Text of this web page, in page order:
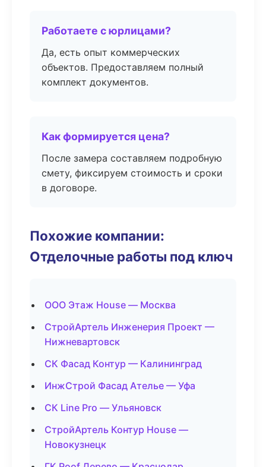
Работаете с юрлицами?
Да, есть опыт коммерческих
объектов. Предоставляем полный
комплект документов.
Как формируется цена?
После замера составляем подробную
смету, фиксируем стоимость и сроки
в договоре.
Похожие компании:
Отделочные работы под ключ
ООО Этаж House — Москва
СтройАртель Инженерия Проект —
Нижневартовск
СК Фасад Контур — Калининград
ИнжСтрой Фасад Ателье — Уфа
СК Line Pro — Ульяновск
СтройАртель Контур House —
Новокузнецк